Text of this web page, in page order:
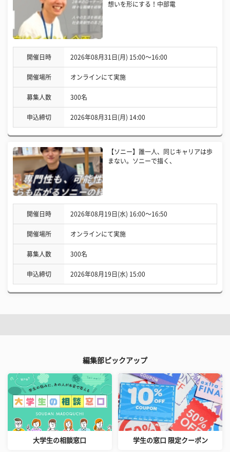
想いを形にする！中部電
開催日時 2026年08月31日(月) 15:00〜16:00
開催場所 オンラインにて実施
募集人数 300名
申込締切 2026年08月31日(月) 14:00
【ソニー】誰一人、同じキャリアは歩
まない。ソニーで描く、
開催日時 2026年08月19日(水) 16:00〜16:50
開催場所 オンラインにて実施
募集人数 300名
申込締切 2026年08月19日(水) 15:00
編集部ピックアップ
大学生の相談窓口 学生の窓口 限定クーポン